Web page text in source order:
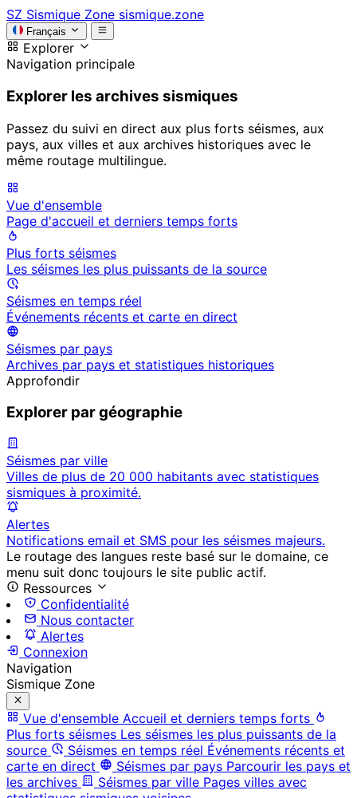
SZ Sismique Zone sismique.zone
Français
Explorer
Navigation principale
Explorer les archives sismiques
Passez du suivi en direct aux plus forts séismes, aux
pays, aux villes et aux archives historiques avec le
même routage multilingue.
Vue d'ensemble
Page d'accueil et derniers temps forts
Plus forts séismes
Les séismes les plus puissants de la source
Séismes en temps réel
Événements récents et carte en direct
Séismes par pays
Archives par pays et statistiques historiques
Approfondir
Explorer par géographie
Séismes par ville
Villes de plus de 20 000 habitants avec statistiques
sismiques à proximité.
Alertes
Notifications email et SMS pour les séismes majeurs.
Le routage des langues reste basé sur le domaine, ce
menu suit donc toujours le site public actif.
Ressources
Confidentialité
Nous contacter
Alertes
Connexion
Navigation
Sismique Zone
Vue d'ensemble Accueil et derniers temps forts
Plus forts séismes Les séismes les plus puissants de la
source
Séismes en temps réel Événements récents et
carte en direct
Séismes par pays Parcourir les pays et
les archives
Séismes par ville Pages villes avec